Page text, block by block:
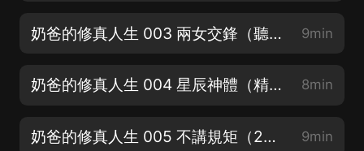
奶爸的修真人生 003 兩女交鋒（聽三集必上癮，入股不虧） 9min
奶爸的修真人生 004 星辰神體（精品多人劇，不好聽你打我啊！） 8min
奶爸的修真人生 005 不講規矩（2個月，首週每天爆更8集！聽到停不下來） 9min